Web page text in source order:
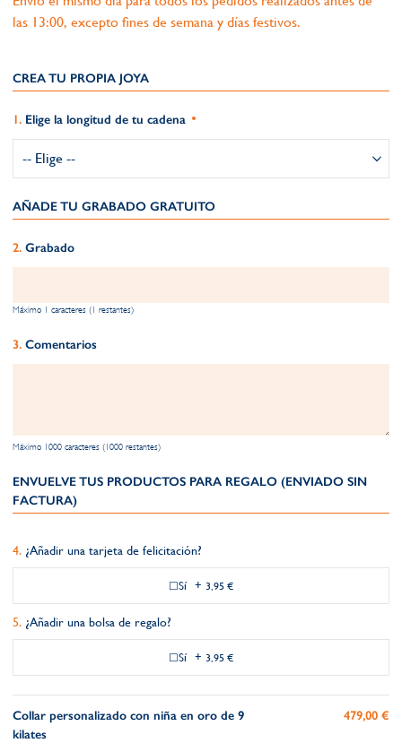
las 13:00, excepto fines de semana y días festivos.
CREA TU PROPIA JOYA
Elige la longitud de tu cadena
AÑADE TU GRABADO GRATUITO​
Grabado
Máximo 1 caracteres (1 restantes)
Comentarios
Máximo 1000 caracteres (1000 restantes)
ENVUELVE TUS PRODUCTOS PARA REGALO (ENVIADO SIN
FACTURA)
¿Añadir una tarjeta de felicitación?
Sí + 3,95 €
¿Añadir una bolsa de regalo?
Sí + 3,95 €
Collar personalizado con niña en oro de 9
kilates
479,00 €